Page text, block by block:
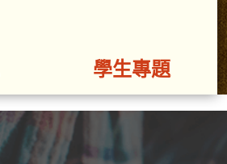
學生專題